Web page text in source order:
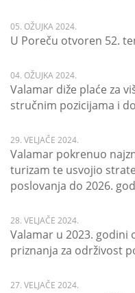
05. OŽUJKA 2024.
U Poreču otvoren 52.
04. OŽUJKA 2024.
Valamar diže plaće za
stručnim pozicijama i
29. VELJAČE 2024.
Valamar pokrenuo
turizam te usvojio
poslovanja do 2026.
28. VELJAČE 2024.
Valamar u 2023. godini
priznanja za održivost
27. VELJAČE 2024.